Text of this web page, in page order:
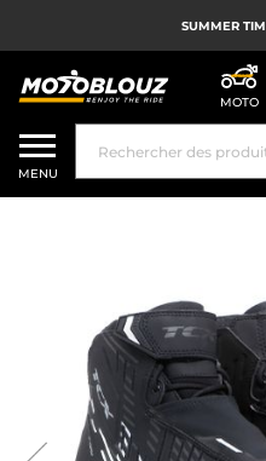
SUMMER
MOTO
CASQUE MOTO
ÉQUIPEMENT
HIGH TECH
AIRBAG MOTO
PIÈCES MOTO
MENU